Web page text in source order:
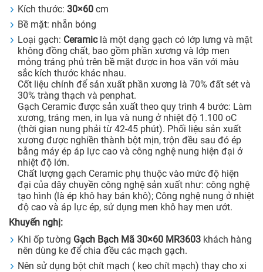
Kích thước: 30×60 cm
Bề mặt: nhẵn bóng
Loại gạch: Ceramiclà một dạng gạch có lớp lưng và mặt
không đồng chất, bao gồm phần xương và lớp men
mỏng tráng phủ trên bề mặt được in hoa văn với màu
sắc kích thước khác nhau.
Cốt liệu chính để sản xuất phần xương là 70% đất sét và
30% tràng thạch và penphat.
Gạch Ceramic được sản xuất theo quy trình 4 bước: Làm
xương, tráng men, in lụa và nung ở nhiệt độ 1.100 oC
(thời gian nung phải từ 42-45 phút). Phối liệu sản xuất
xương được nghiền thành bột mịn, trộn đều sau đó ép
bằng máy ép áp lực cao và công nghệ nung hiện đại ở
nhiệt độ lớn.
Chất lượng gạch Ceramic phụ thuộc vào mức độ hiện
đại của dây chuyền công nghệ sản xuất như: công nghệ
tạo hình (là ép khô hay bán khô); Công nghệ nung ở nhiệt
độ cao và áp lực ép, sử dụng men khô hay men ướt.
Khuyến nghị:
Khi ốp tường Gạch Bạch Mã 30×60 MR3603 khách hàng
nên dùng ke để chia đều các mạch gạch.
Nên sử dụng bột chít mạch ( keo chít mạch) thay cho xi